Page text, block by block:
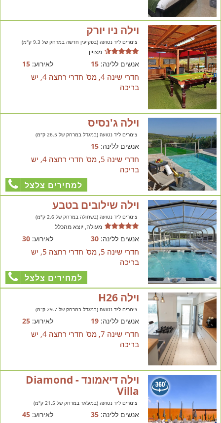
וילה ניו יורק
צימרים ליד נטועה (בפקיעין חדשה במרחק של 9.3 ק"מ)
מצויין
אנשים ללינה:15 לאירוע:15
חדרי שינה 4, מס' חדרי רחצה 4, יש
בריכה
וילה ג'נסיס
צימרים ליד נטועה (במגדל במרחק של 26.5 ק"מ)
אנשים ללינה:15
חדרי שינה 5, מס' חדרי רחצה 4, יש
בריכה
למחירים צלצל
וילה שילובים בטבע
צימרים ליד נטועה (בשתולה במרחק של 2.6 ק"מ)
מעולה, יוצא מהכלל
אנשים ללינה:30 לאירוע:30
חדרי שינה 5, מס' חדרי רחצה 5, יש
בריכה
למחירים צלצל
וילה H26
צימרים ליד נטועה (במגדל במרחק של 29.7 ק"מ)
אנשים ללינה:19 לאירוע:25
חדרי שינה 7, מס' חדרי רחצה 4, יש
בריכה
וילה דיאמונד - Diamond
Villa
צימרים ליד נטועה (במע'אר במרחק של 21.5 ק"מ)
אנשים ללינה:35 לאירוע:45